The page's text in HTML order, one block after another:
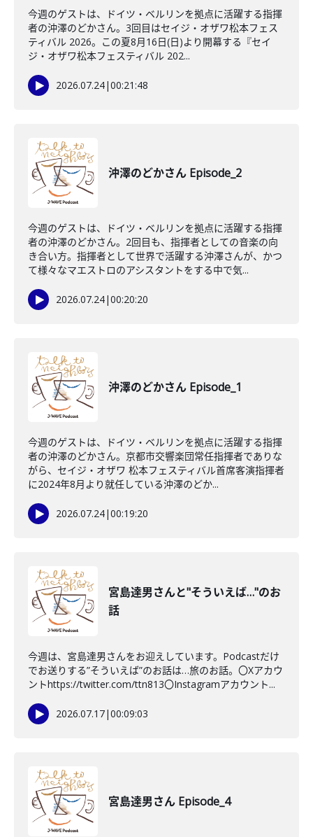
今週のゲストは、ドイツ・ベルリンを拠点に活躍する指揮
者の沖澤のどかさん。3回目はセイジ・オザワ松本フェス
ティバル 2026。この夏8月16日(日)より開幕する『セイ
ジ・オザワ松本フェスティバル 202...
2026.07.24|00:21:48
沖澤のどかさん Episode_2
今週のゲストは、ドイツ・ベルリンを拠点に活躍する指揮
者の沖澤のどかさん。2回目も、指揮者としての音楽の向
き合い方。指揮者として世界で活躍する沖澤さんが、かつ
て様々なマエストロのアシスタントをする中で気...
2026.07.24|00:20:20
沖澤のどかさん Episode_1
今週のゲストは、ドイツ・ベルリンを拠点に活躍する指揮
者の沖澤のどかさん。京都市交響楽団常任指揮者でありな
がら、セイジ・オザワ 松本フェスティバル首席客演指揮者
に2024年8月より就任している沖澤のどか...
2026.07.24|00:19:20
宮島達男さんと"そういえば…"のお
話
今週は、宮島達男さんをお迎えしています。Podcastだけ
でお送りする”そういえば”のお話は…旅のお話。〇Xアカウ
ントhttps://twitter.com/ttn813〇Instagramアカウント...
2026.07.17|00:09:03
宮島達男さん Episode_4